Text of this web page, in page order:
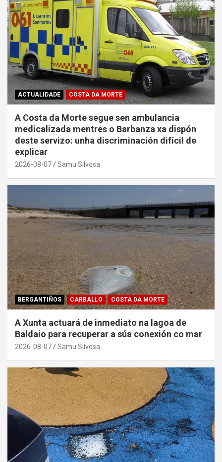
ACTUALIDADE COSTA DA MORTE
A Costa da Morte segue sen ambulancia
medicalizada mentres o Barbanza xa dispón
deste servizo: unha discriminación difícil de
explicar
2026-08-07 Samu Silvosa
BERGANTIÑOS CARBALLO COSTA DA MORTE
A Xunta actuará de inmediato na lagoa de
Baldaio para recuperar a súa conexión co mar
2026-08-07 Samu Silvosa